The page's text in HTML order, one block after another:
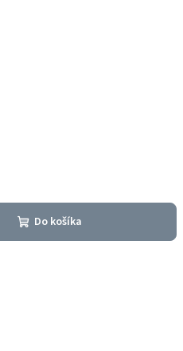
Do košíka